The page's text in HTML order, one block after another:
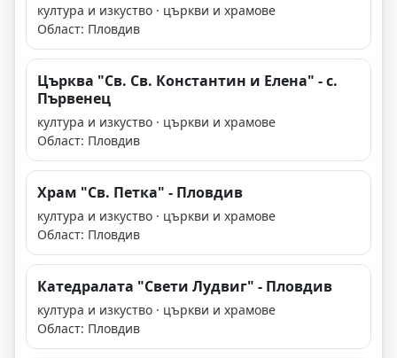
култура и изкуство · църкви и храмове
Област: Пловдив
Църква "Св. Св. Константин и Елена" - с.
Първенец
култура и изкуство · църкви и храмове
Област: Пловдив
Храм "Св. Петка" - Пловдив
култура и изкуство · църкви и храмове
Област: Пловдив
Катедралата "Свети Лудвиг" - Пловдив
култура и изкуство · църкви и храмове
Област: Пловдив